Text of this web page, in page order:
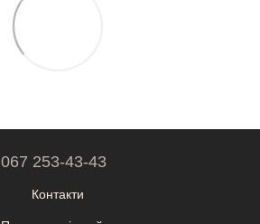
067 253-43-43
Контакти